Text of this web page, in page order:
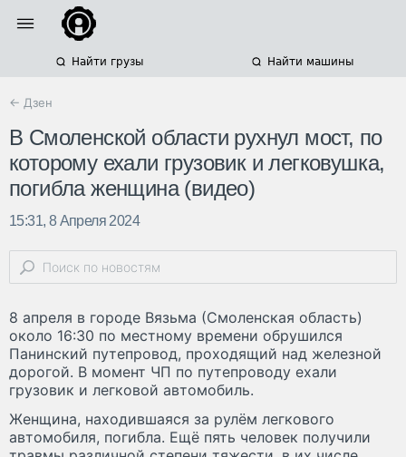
Найти грузы Найти машины
← Дзен
В Смоленской области рухнул мост, по
которому ехали грузовик и легковушка,
погибла женщина (видео)
15:31, 8 Апреля 2024
8 апреля в городе Вязьма (Смоленская область)
около 16:30 по местному времени обрушился
Панинский путепровод, проходящий над железной
дорогой. В момент ЧП по путепроводу ехали
грузовик и легковой автомобиль.
Женщина, находившаяся за рулём легкового
автомобиля, погибла. Ещё пять человек получили